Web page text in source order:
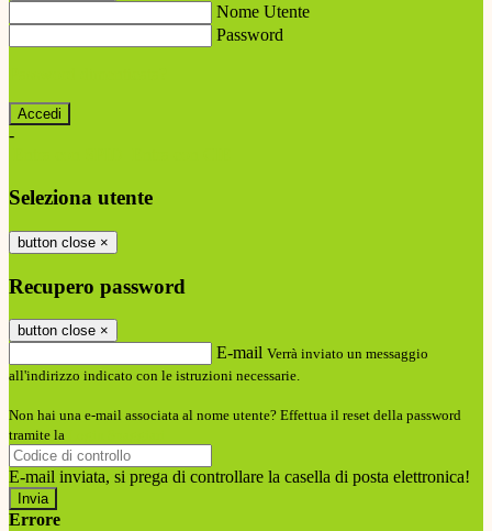
Nome Utente
Password
-
Seleziona utente
button close ×
Recupero password
button close ×
E-mail Verrà inviato un messaggio
all'indirizzo indicato con le istruzioni necessarie.
Non hai una e-mail associata al nome utente? Effettua il reset della password
tramite la
E-mail inviata, si prega di controllare la casella di posta elettronica!
Errore